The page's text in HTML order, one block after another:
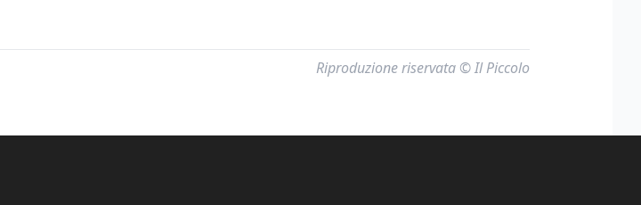
Riproduzione riservata © Il Piccolo